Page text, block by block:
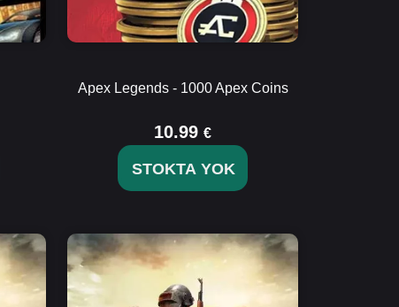
Apex Legends - 1000 Apex Coins
10.99 €
STOKTA YOK